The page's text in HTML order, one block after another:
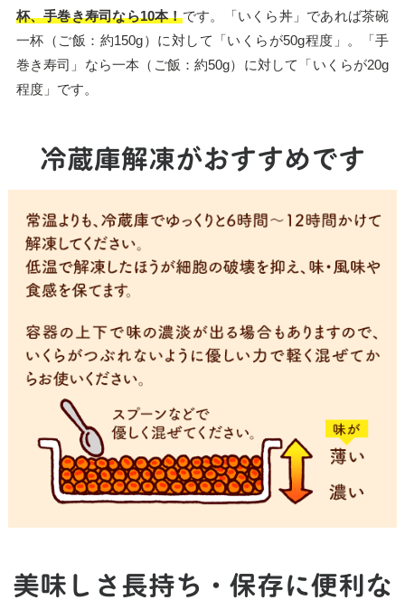
杯、手巻き寿司なら10本！です。「いくら丼」であれば茶碗
一杯（ご飯：約150g）に対して「いくらが50g程度」。「手
巻き寿司」なら一本（ご飯：約50g）に対して「いくらが20g
程度」です。
冷蔵庫解凍がおすすめです
美味しさ長持ち・保存に便利な